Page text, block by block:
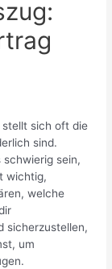
stellt sich oft die
sind.
sein,
wichtig,
welche
sicherzustellen,
um